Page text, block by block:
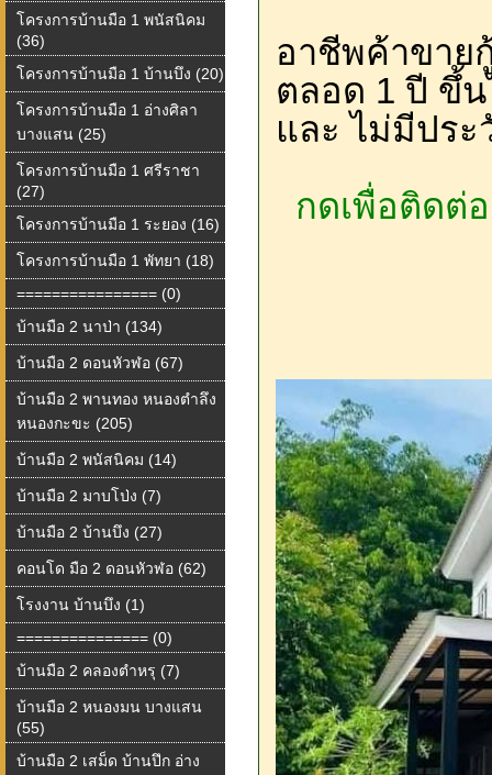
โครงการบ้านมือ 1 พนัสนิคม
(36)
โครงการบ้านมือ 1 บ้านบึง (20)
โครงการบ้านมือ 1 อ่างศิลา
บางแสน (25)
โครงการบ้านมือ 1 ศรีราชา
(27)
โครงการบ้านมือ 1 ระยอง (16)
โครงการบ้านมือ 1 พัทยา (18)
================ (0)
บ้านมือ 2 นาป่า (134)
บ้านมือ 2 ดอนหัวฬอ (67)
บ้านมือ 2 พานทอง หนองตำลึง
หนองกะขะ (205)
บ้านมือ 2 พนัสนิคม (14)
บ้านมือ 2 มาบโป่ง (7)
บ้านมือ 2 บ้านบึง (27)
คอนโด มือ 2 ดอนหัวฬอ (62)
โรงงาน บ้านบึง (1)
=============== (0)
บ้านมือ 2 คลองตำหรุ (7)
บ้านมือ 2 หนองมน บางแสน
(55)
บ้านมือ 2 เสม็ด บ้านปึก อ่าง
อาชีพค้าขาย
ตลอด 1 ปี ขึ้
และ ไม่มีปร
กดเพื่อติดต่อ